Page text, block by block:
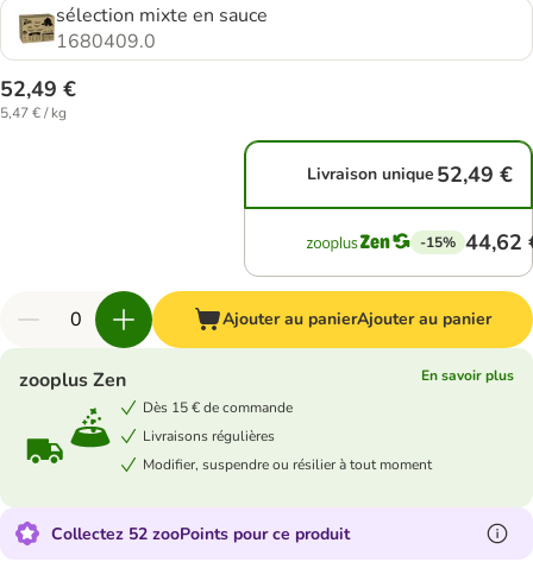
sélection mixte en sauce
1680409.0
52,49 €
5,47 € / kg
Livraison unique 52,49 €
-15% 44,62
Ajouter au panierAjouter au panier
zooplus Zen
En savoir plus
Dès 15 € de commande
Livraisons régulières
Modifier, suspendre ou résilier à tout moment
Collectez 52 zooPoints pour ce produit